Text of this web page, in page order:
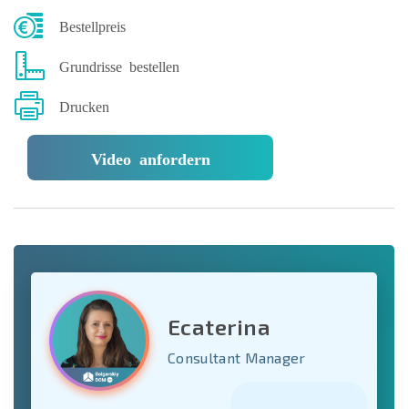
Bestellpreis
Grundrisse bestellen
Drucken
Video anfordern
Ecaterina
Consultant Manager